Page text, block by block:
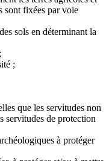
sont fixées par voie
sols en déterminant la
;
que les servitudes non
servitudes de protection
à protéger